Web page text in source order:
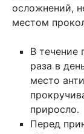
осложнений,
местом
В течение
раза в
место
приросло.
Перед